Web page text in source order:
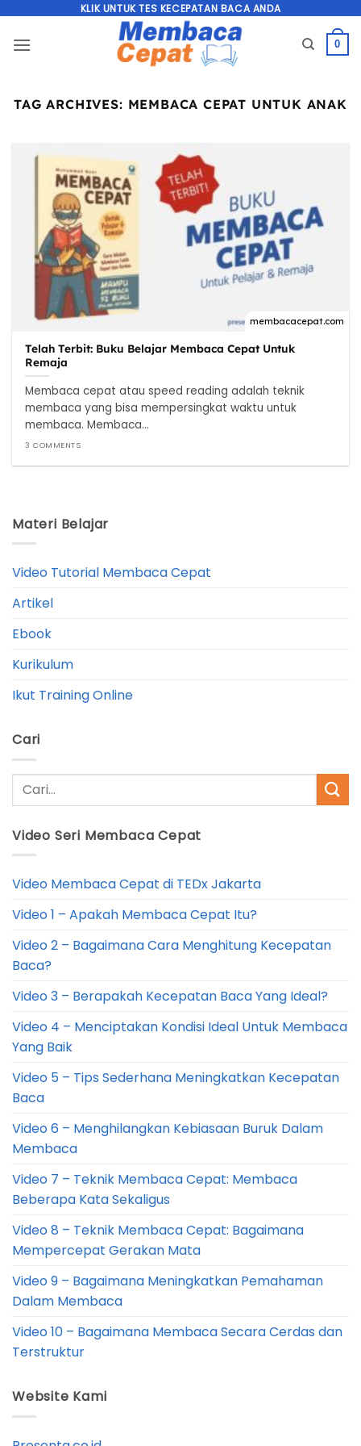
content
KLIK UNTUK TES KECEPATAN BACA ANDA
0
TAG ARCHIVES: MEMBACA CEPAT UNTUK ANAK
Telah Terbit: Buku Belajar Membaca Cepat Untuk
Remaja
Membaca cepat atau speed reading adalah teknik
membaca yang bisa mempersingkat waktu untuk
membaca. Membaca...
3 COMMENTS
Materi Belajar
Video Tutorial Membaca Cepat
Artikel
Ebook
Kurikulum
Ikut Training Online
Cari
Video Seri Membaca Cepat
Video Membaca Cepat di TEDx Jakarta
Video 1 – Apakah Membaca Cepat Itu?
Video 2 – Bagaimana Cara Menghitung Kecepatan
Baca?
Video 3 – Berapakah Kecepatan Baca Yang Ideal?
Video 4 – Menciptakan Kondisi Ideal Untuk Membaca
Yang Baik
Video 5 – Tips Sederhana Meningkatkan Kecepatan
Baca
Video 6 – Menghilangkan Kebiasaan Buruk Dalam
Membaca
Video 7 – Teknik Membaca Cepat: Membaca
Beberapa Kata Sekaligus
Video 8 – Teknik Membaca Cepat: Bagaimana
Mempercepat Gerakan Mata
Video 9 – Bagaimana Meningkatkan Pemahaman
Dalam Membaca
Video 10 – Bagaimana Membaca Secara Cerdas dan
Terstruktur
Website Kami